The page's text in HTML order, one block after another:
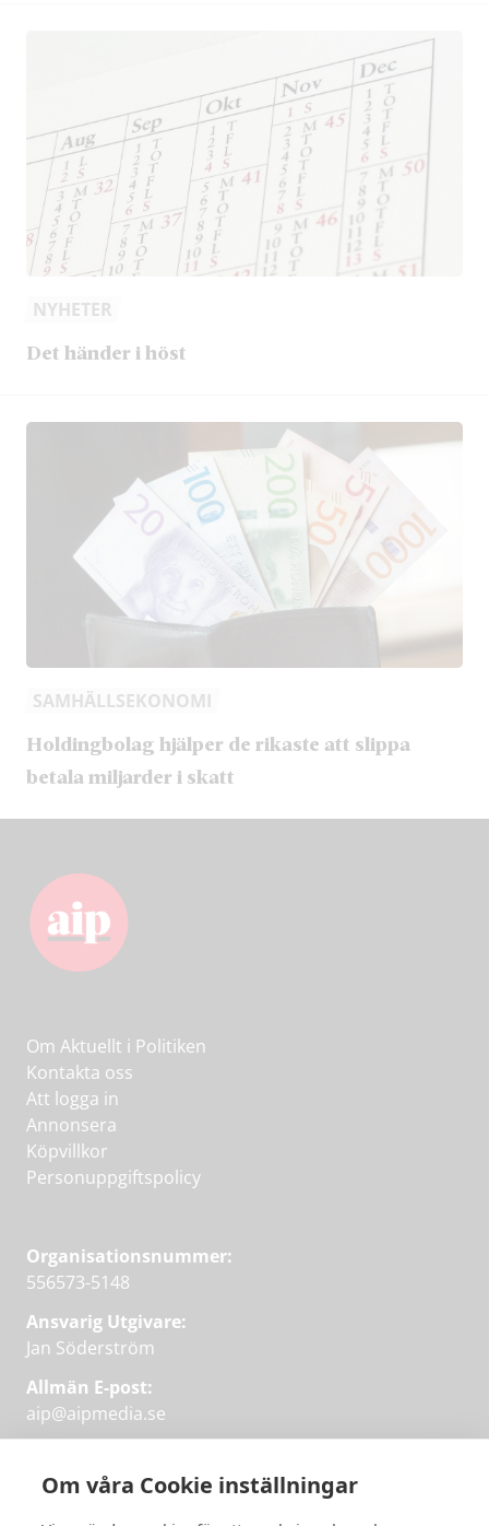
Om våra Cookie inställningar
NYHETER
Det händer i höst
SAMHÄLLSEKONOMI
Holdingbolag hjälper de rikaste att slippa
betala miljarder i skatt
Om Aktuellt i Politiken
Kontakta oss
Att logga in
Annonsera
Köpvillkor
Personuppgiftspolicy
Organisationsnummer:
556573-5148
Ansvarig Utgivare:
Jan Söderström
Allmän E-post:
aip@aipmedia.se
aip@flowyinfo.seeller 08-1210 60 40.